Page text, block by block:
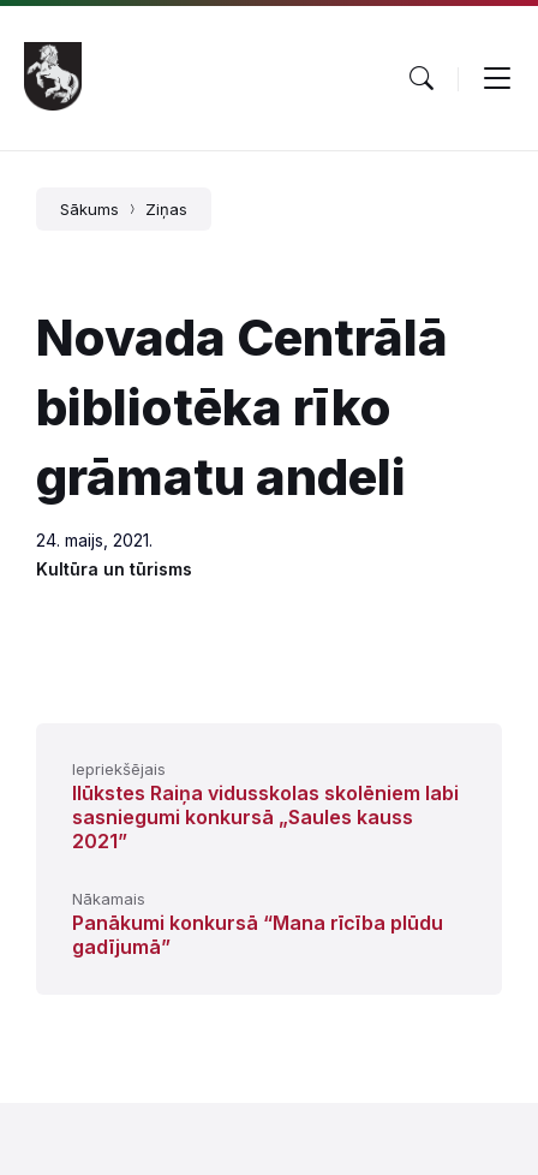
Pāriet
saturu
Skip
main
navigation
Skip
footer
Sākums Ziņas
Novada Centrālā
bibliotēka rīko
grāmatu andeli
24. maijs, 2021.
Kultūra un tūrisms
Iepriekšējais
Ilūkstes Raiņa vidusskolas skolēniem labi
sasniegumi konkursā „Saules kauss
2021”
Nākamais
Panākumi konkursā “Mana rīcība plūdu
gadījumā”